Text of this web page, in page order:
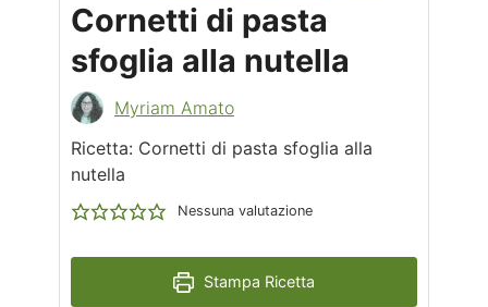
Cornetti di pasta
sfoglia alla nutella
Myriam Amato
Ricetta: Cornetti di pasta sfoglia alla
nutella
Nessuna valutazione
Stampa Ricetta